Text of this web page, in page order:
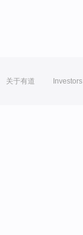
关于有道 Investors